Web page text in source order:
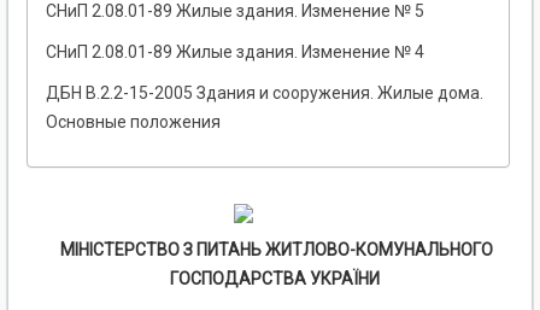
СНиП 2.08.01-89 Жилые здания. Изменение № 5
СНиП 2.08.01-89 Жилые здания. Изменение № 4
ДБН В.2.2-15-2005 Здания и сооружения. Жилые дома.
Основные положения
МІНІСТЕРСТВО З ПИТАНЬ ЖИТЛОВО-КОМУНАЛЬНОГО
ГОСПОДАРСТВА УКРАЇНИ